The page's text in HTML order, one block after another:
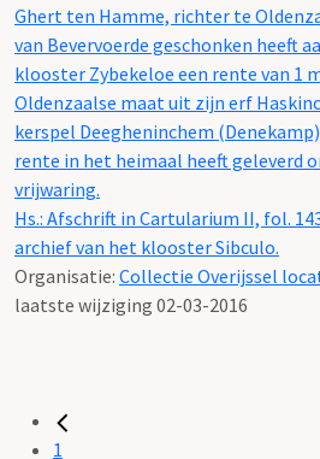
Ghert ten Hamme, richter te
van Bevervoerde geschonken heeft
klooster Zybekeloe een rente van 1
Oldenzaalse maat uit zijn erf
kerspel Deegheninchem
rente in het heimaal heeft geleverd
vrijwaring.
Hs.: Afschrift in Cartularium II, fol.
archief van het klooster Sibculo.
Organisatie: Collectie Overijssel
laatste wijziging 02-03-2016
1